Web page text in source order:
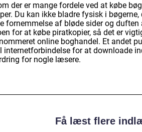
der er mange fordele ved at købe
Du kan ikke bladre fysisk i
fornemmelse af bløde sider og duften
for at købe piratkopier, så det er
online boghandel. Et andet
internetforbindelse for at downloade
for nogle læsere.
Få læst flere